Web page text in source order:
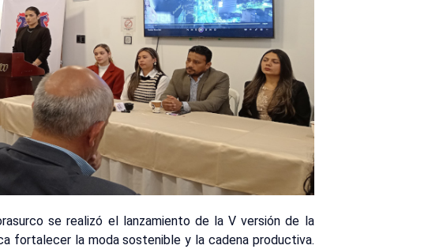
se realizó el lanzamiento de la V versión de la
fortalecer la moda sostenible y la cadena productiva.